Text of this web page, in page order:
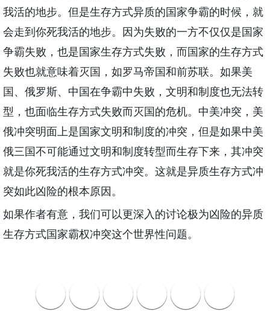
我活的地步。但是生存方式异质的国家争霸的时候，就
会走到你死我活的地步。因为失败的一方不仅仅是国家
争霸失败，也是国家生存方式失败，而国家的生存方式
失败也就意味着灭国，如罗马帝国和前苏联。如果美
国、俄罗斯、中国在争霸中失败，文明和制度也无法转
型，也面临生存方式失败而灭国的危机。中美冲突，美
俄冲突明面上是国家文明和制度的冲突，但是如果中美
俄三国不可能通过文明和制度转型而生存下来，其冲突
就是你死我活的生存方式冲突。这就是异质生存方式冲
突如此凶险的根本原因。
如果作者有意，我们可以更深入的讨论极为凶险的异质
生存方式国家霸权冲突这个世界性问题。